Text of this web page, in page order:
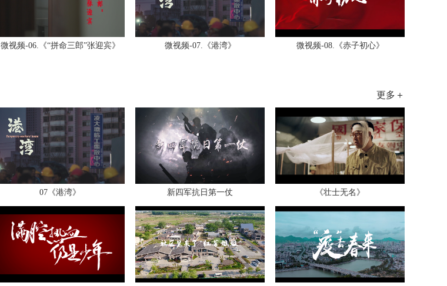
微视频-06.《“拼命三郎”张迎宾》 微视频-07.《港湾》 微视频-08.《赤子初心》
更多＋
07《港湾》 新四军抗日第一仗 《壮士无名》